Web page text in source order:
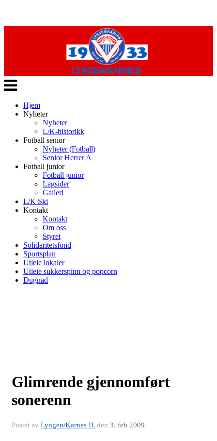
Veksle
navigasjon
Hjem
Nyheter
Nyheter
L/K-historikk
Fotball senior
Nyheter (Fotball)
Senior Herrer A
Fotball junior
Fotball junior
Lagsider
Galleri
L/K Ski
Kontakt
Kontakt
Om oss
Styret
Solidaritetsfond
Sportsplan
Utleie lokaler
Utleie sukkerspinn og popcorn
Dugnad
Glimrende gjennomført
sonerenn
Postet av Lyngen/Karnes ILden 3. feb 2009